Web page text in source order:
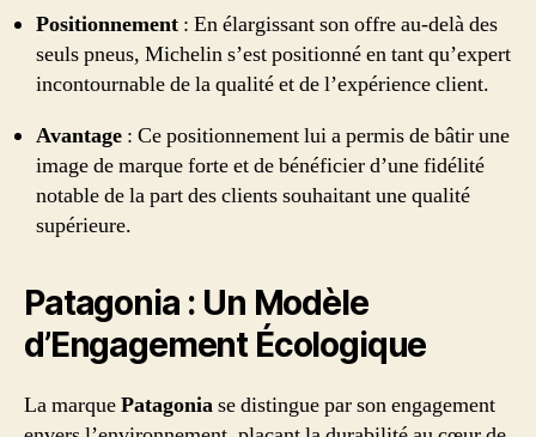
Positionnement : En élargissant son offre au-delà des
seuls pneus, Michelin s’est positionné en tant qu’expert
incontournable de la qualité et de l’expérience client.
Avantage : Ce positionnement lui a permis de bâtir une
image de marque forte et de bénéficier d’une fidélité
notable de la part des clients souhaitant une qualité
supérieure.
Patagonia : Un Modèle
d’Engagement Écologique
La marquePatagoniase distingue par son engagement